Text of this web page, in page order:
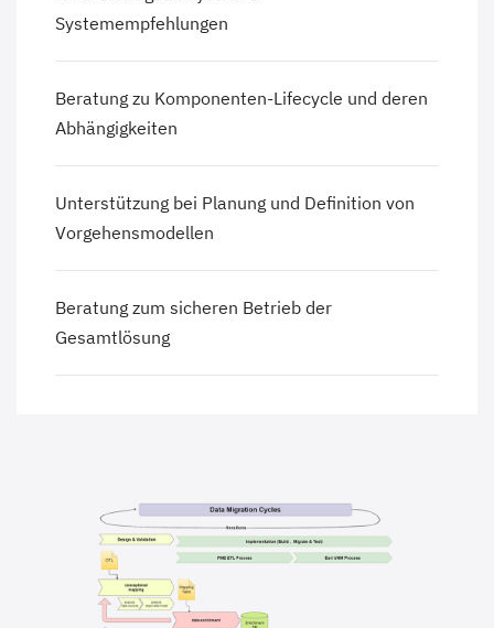
Systemempfehlungen
Beratung zu Komponenten-Lifecycle und deren
Abhängigkeiten
Unterstützung bei Planung und Definition von
Vorgehensmodellen
Beratung zum sicheren Betrieb der
Gesamtlösung